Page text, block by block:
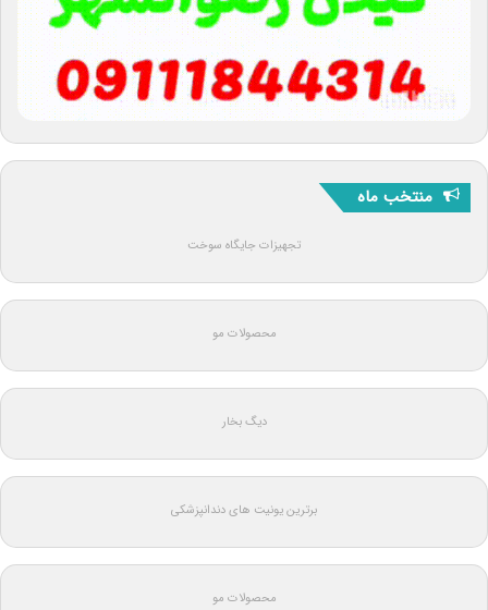
منتخب ماه
تجهیزات جایگاه سوخت
محصولات مو
دیگ بخار
برترین یونیت های دندانپزشکی
محصولات مو